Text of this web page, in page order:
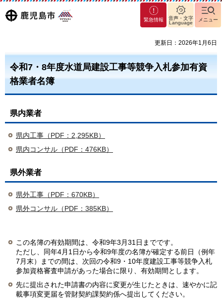
鹿児島
マグ
マシ
島市
緊急情報
音声・文字
Language
メニュー
更新日：2026年1月6日
令和7・8年度水道局建設工事等競争入札参加有資
格業者名簿
県内業者
県内工事（PDF：2,295KB）
県内コンサル（PDF：476KB）
県外業者
県外工事（PDF：670KB）
県外コンサル（PDF：385KB）
この名簿の有効期間は、令和9年3月31日までです。
ただし、同年4月1日から令和9年度の名簿が確定する前日（例年
7月末）までの間は、次回の令和9・10年度建設工事等競争入札
参加資格審査申請があった場合に限り、有効期間とします。
先に提出された申請書の内容に変更が生じたときは、速やかに記
載事項変更届を管財契約課契約係へ提出してください。